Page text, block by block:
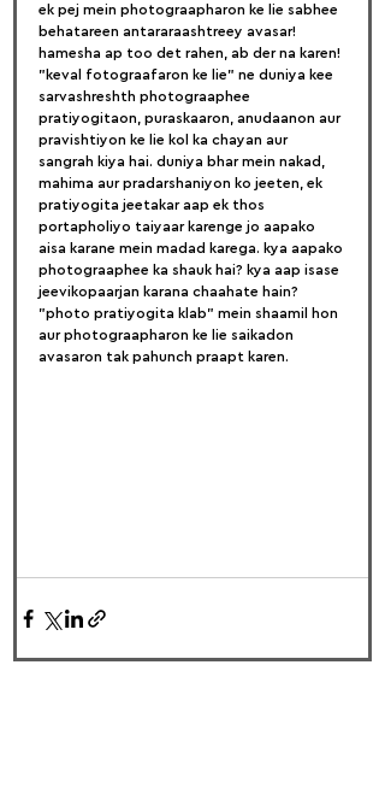
ek pej mein photograapharon ke lie sabhee
behatareen antararaashtreey avasar!
hamesha ap too det rahen, ab der na karen!
"keval fotograafaron ke lie" ne duniya kee
sarvashreshth photograaphee
pratiyogitaon, puraskaaron, anudaanon aur
pravishtiyon ke lie kol ka chayan aur
sangrah kiya hai. duniya bhar mein nakad,
mahima aur pradarshaniyon ko jeeten, ek
pratiyogita jeetakar aap ek thos
portapholiyo taiyaar karenge jo aapako
aisa karane mein madad karega. kya aapako
photograaphee ka shauk hai? kya aap isase
jeevikopaarjan karana chaahate hain?
"photo pratiyogita klab" mein shaamil hon
aur photograapharon ke lie saikadon
avasaron tak pahunch praapt karen.